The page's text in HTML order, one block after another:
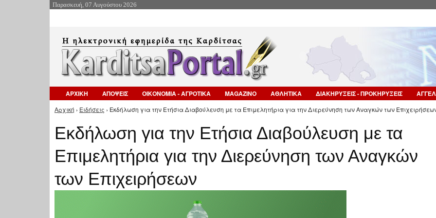
Παρασκευή, 07 Αυγούστου 2026
ΑΡΧΙΚΗ ΑΠΟΨΕΙΣ ΟΙΚΟΝΟΜΙΑ - ΑΓΡΟΤΙΚΑ MAGAZINO ΑΘΛΗΤΙΚΑ ΔΙΑΚΗΡΥΞΕΙΣ - ΠΡΟΚΗΡΥΞΕΙΣ
Είστε εδώ
Αρχική › Ειδήσεις › Εκδήλωση για την Ετήσια Διαβούλευση με τα Επιμελητήρια για την Διερεύνηση των Αναγκών των
Εκδήλωση για την Ετήσια Διαβούλευση με τα
Επιμελητήρια για την Διερεύνηση των Αναγκών
των Επιχειρήσεων